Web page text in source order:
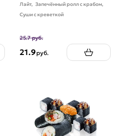
Лайт, Запечённый ролл с крабом,
Суши с креветкой
25.7 руб.
21.9руб.